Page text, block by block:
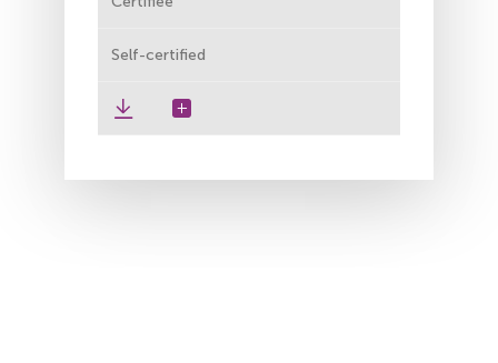
Self-certified